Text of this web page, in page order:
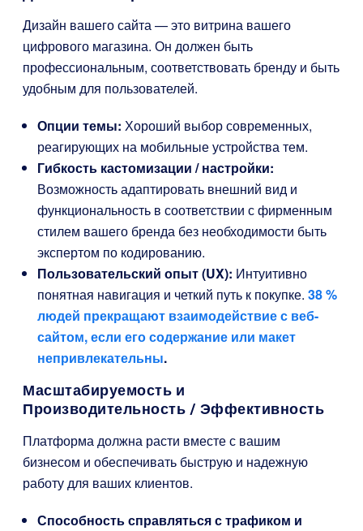
Дизайн вашего сайта — это витрина вашего
цифрового магазина. Он должен быть
профессиональным, соответствовать бренду и быть
удобным для пользователей.
Опции темы: Хороший выбор современных,
реагирующих на мобильные устройства тем.
Гибкость кастомизации / настройки:
Возможность адаптировать внешний вид и
функциональность в соответствии с фирменным
стилем вашего бренда без необходимости быть
экспертом по кодированию.
Пользовательский опыт (UX): Интуитивно
понятная навигация и четкий путь к покупке. 38 %
людей прекращают взаимодействие с веб-
сайтом, если его содержание или макет
непривлекательны.
Масштабируемость и
Производительность / Эффективность
Платформа должна расти вместе с вашим
бизнесом и обеспечивать быструю и надежную
работу для ваших клиентов.
Способность справляться с трафиком и